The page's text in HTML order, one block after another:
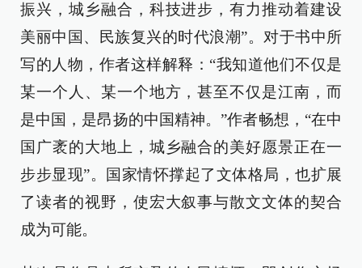
振兴，城乡融合，科技进步，有力推动着建设
美丽中国、民族复兴的时代浪潮”。对于书中所
写的人物，作者这样解释：“我知道他们不仅是
某一个人、某一个地方，甚至不仅是江南，而
是中国，是昂扬的中国精神。”作者畅想，“在中
国广袤的大地上，城乡融合的美好愿景正在一
步步显现”。国家情怀撑起了文体格局，也扩展
了读者的视野，使宏大叙事与散文文体的契合
成为可能。